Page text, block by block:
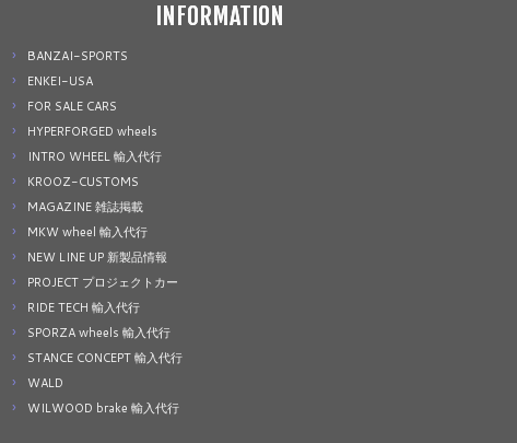
INFORMATION
BANZAI-SPORTS
ENKEI-USA
FOR SALE CARS
HYPERFORGED wheels
INTRO WHEEL 輸入代行
KROOZ-CUSTOMS
MAGAZINE 雑誌掲載
MKW wheel 輸入代行
NEW LINE UP 新製品情報
PROJECT プロジェクトカー
RIDE TECH 輸入代行
SPORZA wheels 輸入代行
STANCE CONCEPT 輸入代行
WALD
WILWOOD brake 輸入代行